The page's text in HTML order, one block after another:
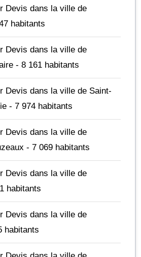
Devis dans la ville de
habitants
Devis dans la ville de
- 8 161 habitants
Devis dans la ville de Saint-
- 7 974 habitants
Devis dans la ville de
- 7 069 habitants
Devis dans la ville de
habitants
Devis dans la ville de
habitants